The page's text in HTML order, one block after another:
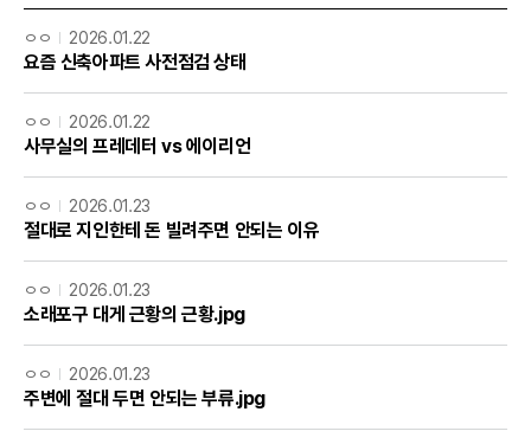
ㅇㅇ 2026.01.22
요즘 신축아파트 사전점검 상태
ㅇㅇ 2026.01.22
사무실의 프레데터 vs 에이리언
ㅇㅇ 2026.01.23
절대로 지인한테 돈 빌려주면 안되는 이유
ㅇㅇ 2026.01.23
소래포구 대게 근황의 근황.jpg
ㅇㅇ 2026.01.23
주변에 절대 두면 안되는 부류.jpg